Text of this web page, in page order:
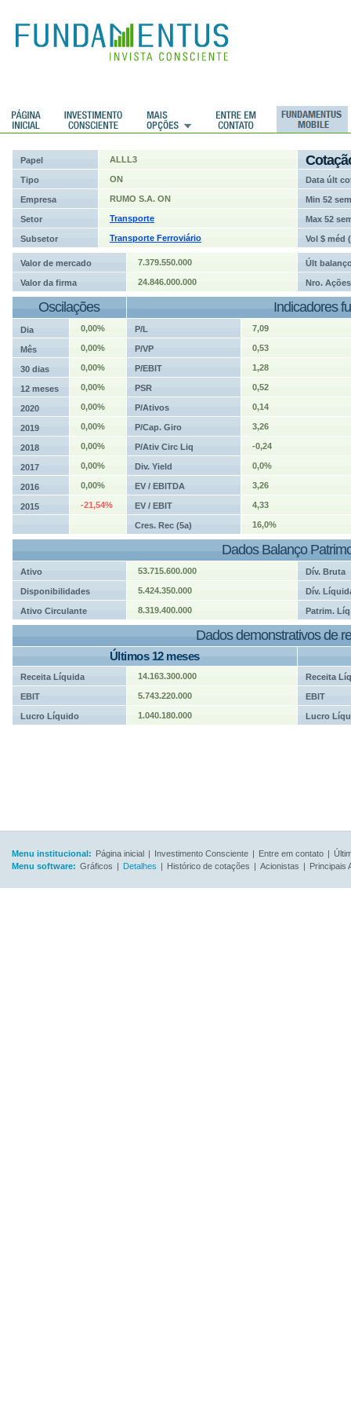
Papel ALLL3
Tipo ON Data últ
Empresa RUMO S.A. ON Min 52 sem
Setor Transporte Max 52
Subsetor Transporte Ferroviário Vol $ méd
Valor de mercado 7.379.550.000 Últ
Valor da firma 24.846.000.000 Nro. Ações
Oscilações Indicadores
Dia 0,00% P/L 7,09
Mês 0,00% P/VP 0,53
30 dias 0,00% P/EBIT 1,28
12 meses 0,00% PSR 0,52
2020 0,00% P/Ativos 0,14
2019 0,00% P/Cap. Giro 3,26
2018 0,00% P/Ativ Circ Liq -0,24
2017 0,00% Div. Yield 0,0%
2016 0,00% EV / EBITDA 3,26
2015 -21,54% EV / EBIT 4,33
Cres. Rec (5a) 16,0%
Dados Balanço
Ativo 53.715.600.000 Dív. Bruta
Disponibilidades 5.424.350.000 Dív.
Ativo Circulante 8.319.400.000 Patrim. Líq
Dados demonstrativos de
Últimos 12 meses
Receita Líquida 14.163.300.000 Receita
EBIT 5.743.220.000 EBIT
Lucro Líquido 1.040.180.000 Lucro
Menu institucional: Página inicial | Investimento Consciente | Entre em contato |
Menu software: Gráficos | Detalhes | Histórico de cotações | Acionistas | Principais